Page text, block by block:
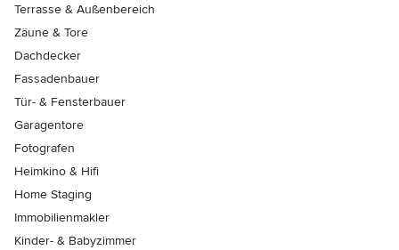
Terrasse & Außenbereich
Zäune & Tore
Dachdecker
Fassadenbauer
Tür- & Fensterbauer
Garagentore
Fotografen
Heimkino & Hifi
Home Staging
Immobilienmakler
Kinder- & Babyzimmer